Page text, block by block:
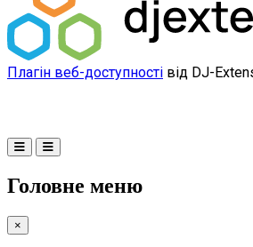
Плагін веб-доступності від DJ-
Головне меню
×